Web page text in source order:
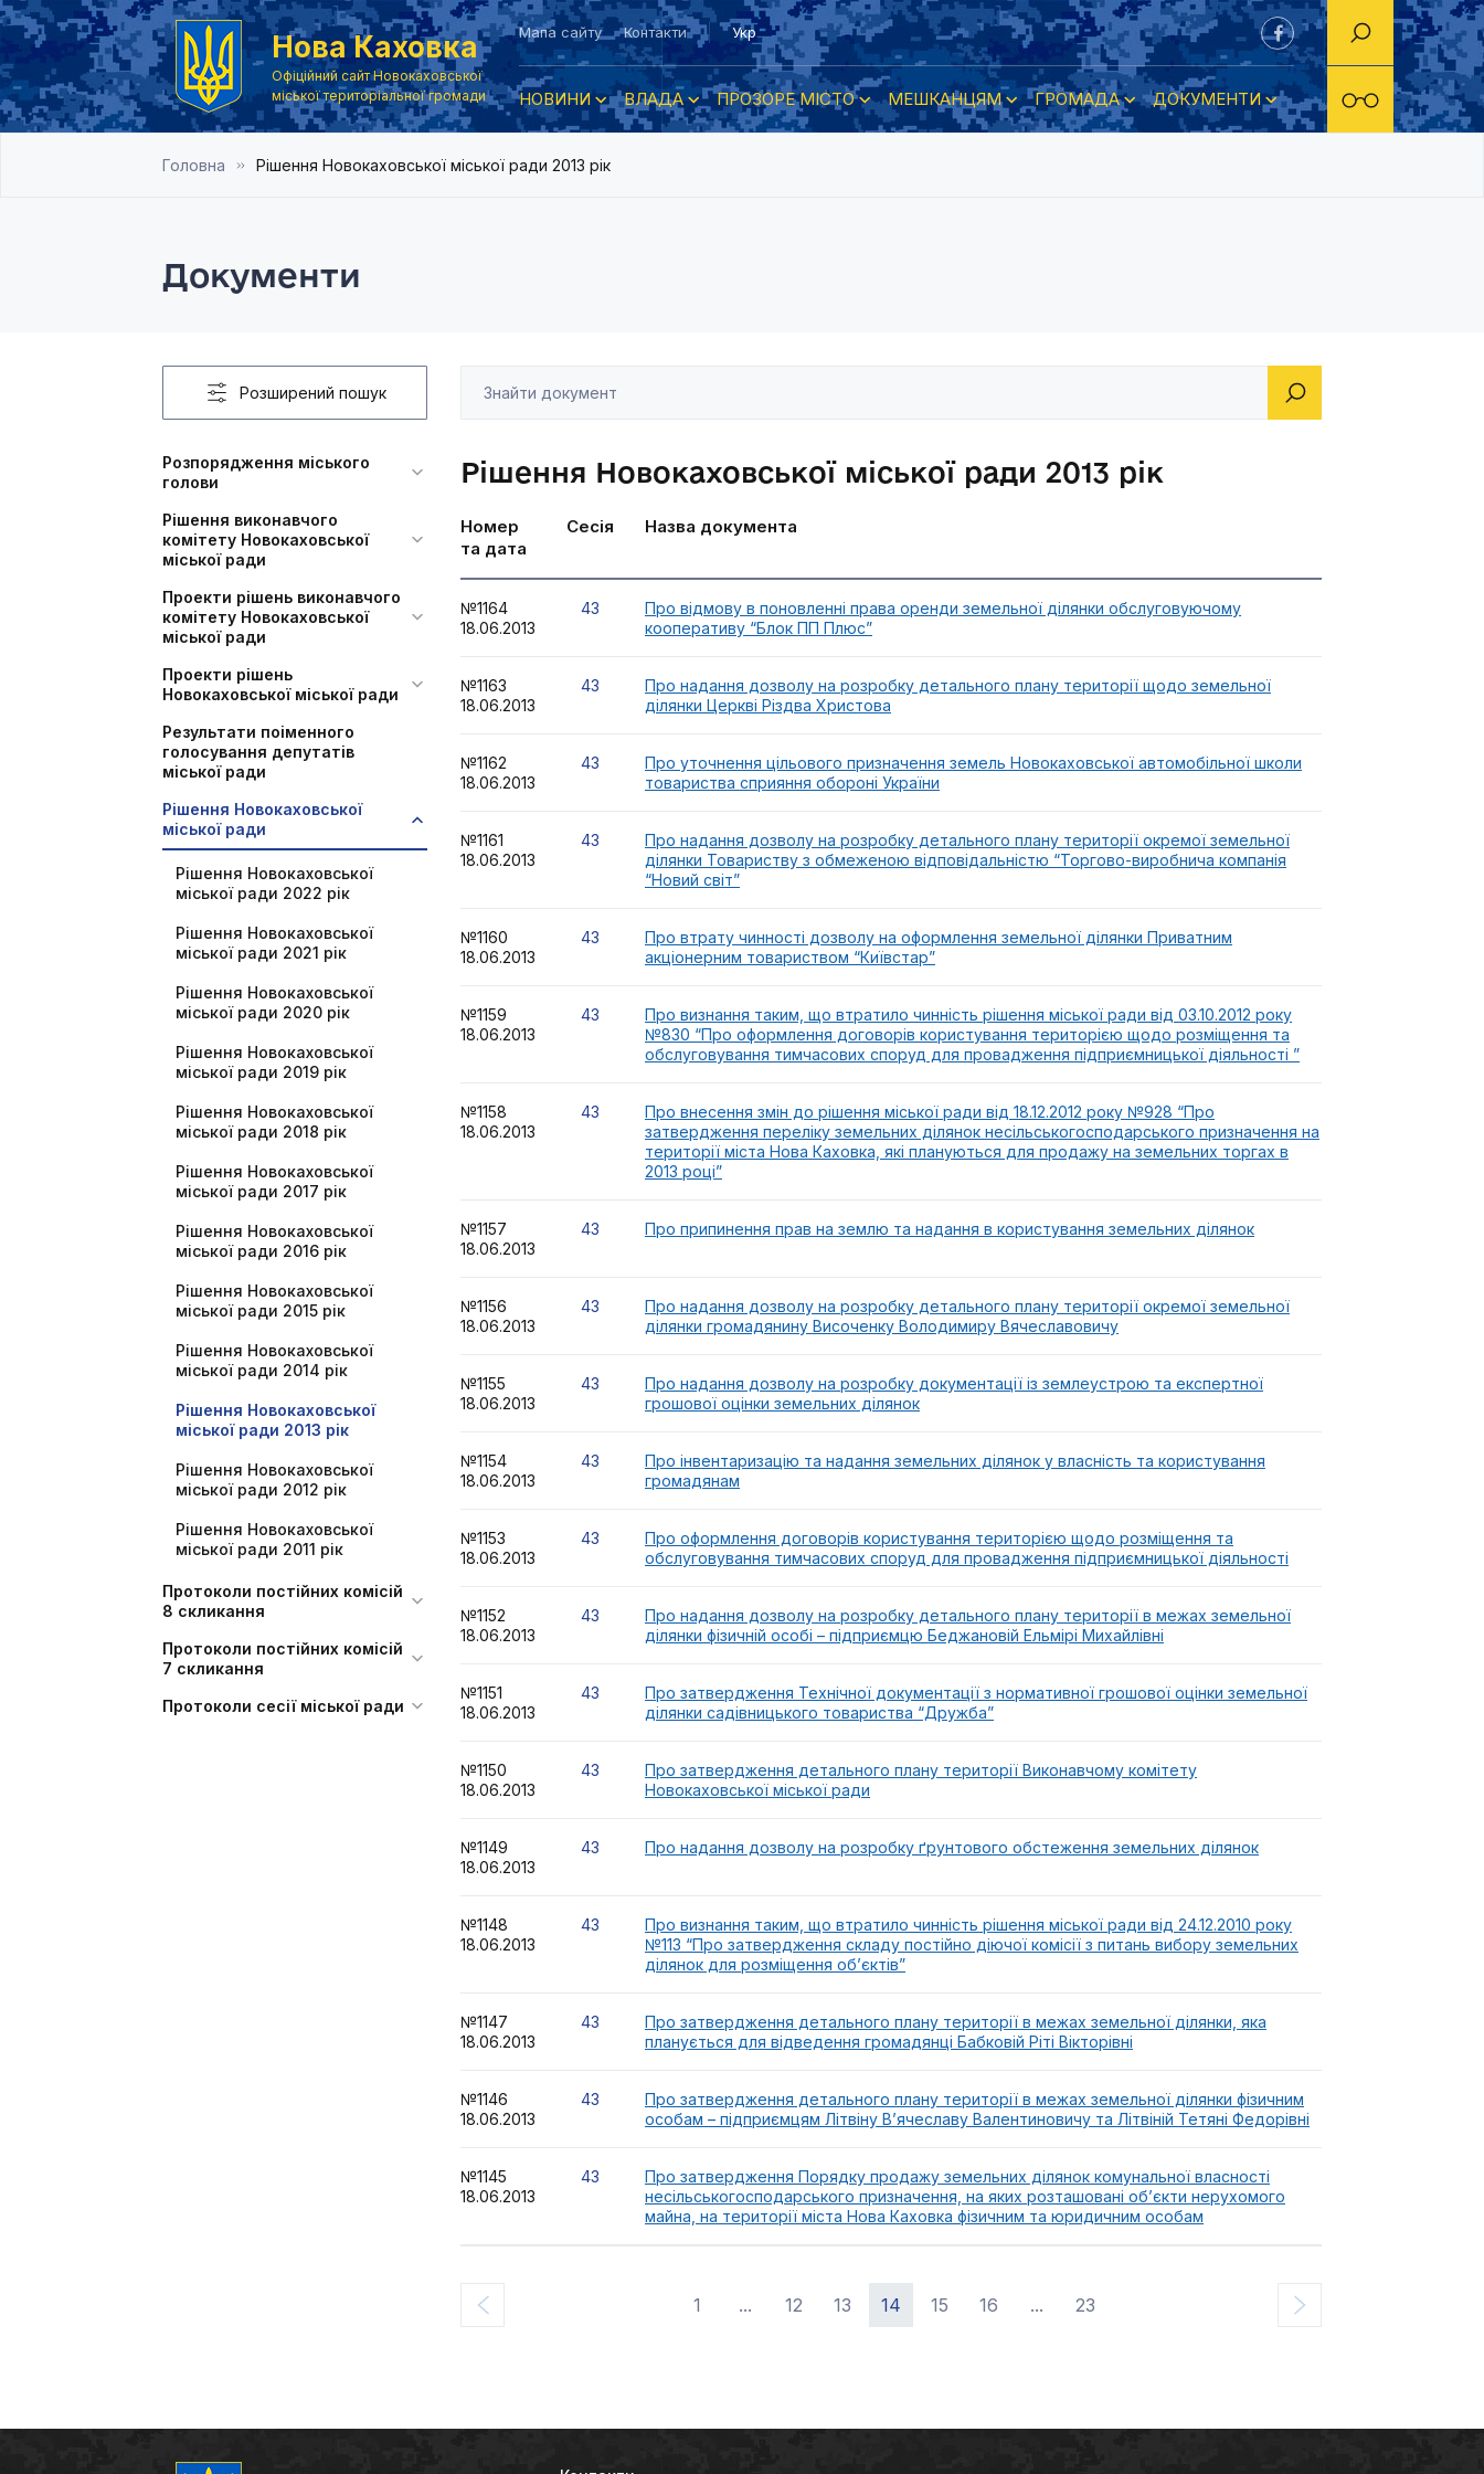
Нова Каховка
Офіційний сайт Новокаховської
міської територіальної громади
Мапа сайту Контакти Укр
НОВИНИ ВЛАДА ПРОЗОРЕ МІСТО МЕШКАНЦЯМ ГРОМАДА ДОКУМЕНТИ
Головна Рішення Новокаховської міської ради 2013 рік
Документи
Розширений пошук
Розпорядження міського
голови
Рішення виконавчого
комітету Новокаховської
міської ради
Проекти рішень виконавчого
комітету Новокаховської
міської ради
Проекти рішень
Новокаховської міської ради
Результати поіменного
голосування депутатів
міської ради
Рішення Новокаховської
міської ради
Рішення Новокаховської
міської ради 2022 рік
Рішення Новокаховської
міської ради 2021 рік
Рішення Новокаховської
міської ради 2020 рік
Рішення Новокаховської
міської ради 2019 рік
Рішення Новокаховської
міської ради 2018 рік
Рішення Новокаховської
міської ради 2017 рік
Рішення Новокаховської
міської ради 2016 рік
Рішення Новокаховської
міської ради 2015 рік
Рішення Новокаховської
міської ради 2014 рік
Рішення Новокаховської
міської ради 2013 рік
Рішення Новокаховської
міської ради 2012 рік
Рішення Новокаховської
міської ради 2011 рік
Протоколи постійних комісій
8 скликання
Протоколи постійних комісій
7 скликання
Протоколи сесії міської ради
Рішення Новокаховської міської ради 2013 рік
Номер
та дата
Сесія Назва документа
№1164
18.06.2013
43
Про відмову в поновленні права оренди земельної ділянки обслуговуючому
кооперативу “Блок ПП Плюс”
№1163
18.06.2013
43
Про надання дозволу на розробку детального плану території щодо земельної
ділянки Церкві Різдва Христова
№1162
18.06.2013
43
Про уточнення цільового призначення земель Новокаховської автомобільної школи
товариства сприяння обороні України
№1161
18.06.2013
43
Про надання дозволу на розробку детального плану території окремої земельної
ділянки Товариству з обмеженою відповідальністю “Торгово-виробнича компанія
“Новий світ”
№1160
18.06.2013
43
Про втрату чинності дозволу на оформлення земельної ділянки Приватним
акціонерним товариством “Київстар”
№1159
18.06.2013
43
Про визнання таким, що втратило чинність рішення міської ради від 03.10.2012 року
№830 “Про оформлення договорів користування територією щодо розміщення та
обслуговування тимчасових споруд для провадження підприємницької діяльності ”
№1158
18.06.2013
43
Про внесення змін до рішення міської ради від 18.12.2012 року №928 “Про
затвердження переліку земельних ділянок несільськогосподарського призначення на
території міста Нова Каховка, які плануються для продажу на земельних торгах в
2013 році”
№1157
18.06.2013
43 Про припинення прав на землю та надання в користування земельних ділянок
№1156
18.06.2013
43
Про надання дозволу на розробку детального плану території окремої земельної
ділянки громадянину Височенку Володимиру Вячеславовичу
№1155
18.06.2013
43
Про надання дозволу на розробку документації із землеустрою та експертної
грошової оцінки земельних ділянок
№1154
18.06.2013
43
Про інвентаризацію та надання земельних ділянок у власність та користування
громадянам
№1153
18.06.2013
43
Про оформлення договорів користування територією щодо розміщення та
обслуговування тимчасових споруд для провадження підприємницької діяльності
№1152
18.06.2013
43
Про надання дозволу на розробку детального плану території в межах земельної
ділянки фізичній особі – підприємцю Беджановій Ельмірі Михайлівні
№1151
18.06.2013
43
Про затвердження Технічної документації з нормативної грошової оцінки земельної
ділянки садівницького товариства “Дружба”
№1150
18.06.2013
43
Про затвердження детального плану території Виконавчому комітету
Новокаховської міської ради
№1149
18.06.2013
43 Про надання дозволу на розробку ґрунтового обстеження земельних ділянок
№1148
18.06.2013
43
Про визнання таким, що втратило чинність рішення міської ради від 24.12.2010 року
№113 “Про затвердження складу постійно діючої комісії з питань вибору земельних
ділянок для розміщення об’єктів”
№1147
18.06.2013
43
Про затвердження детального плану території в межах земельної ділянки, яка
планується для відведення громадянці Бабковій Ріті Вікторівні
№1146
18.06.2013
43
Про затвердження детального плану території в межах земельної ділянки фізичним
особам – підприємцям Літвіну В’ячеславу Валентиновичу та Літвіній Тетяні Федорівні
№1145
18.06.2013
43
Про затвердження Порядку продажу земельних ділянок комунальної власності
несільськогосподарського призначення, на яких розташовані об’єкти нерухомого
майна, на території міста Нова Каховка фізичним та юридичним особам
1 ... 12 13 14 15 16 ... 23